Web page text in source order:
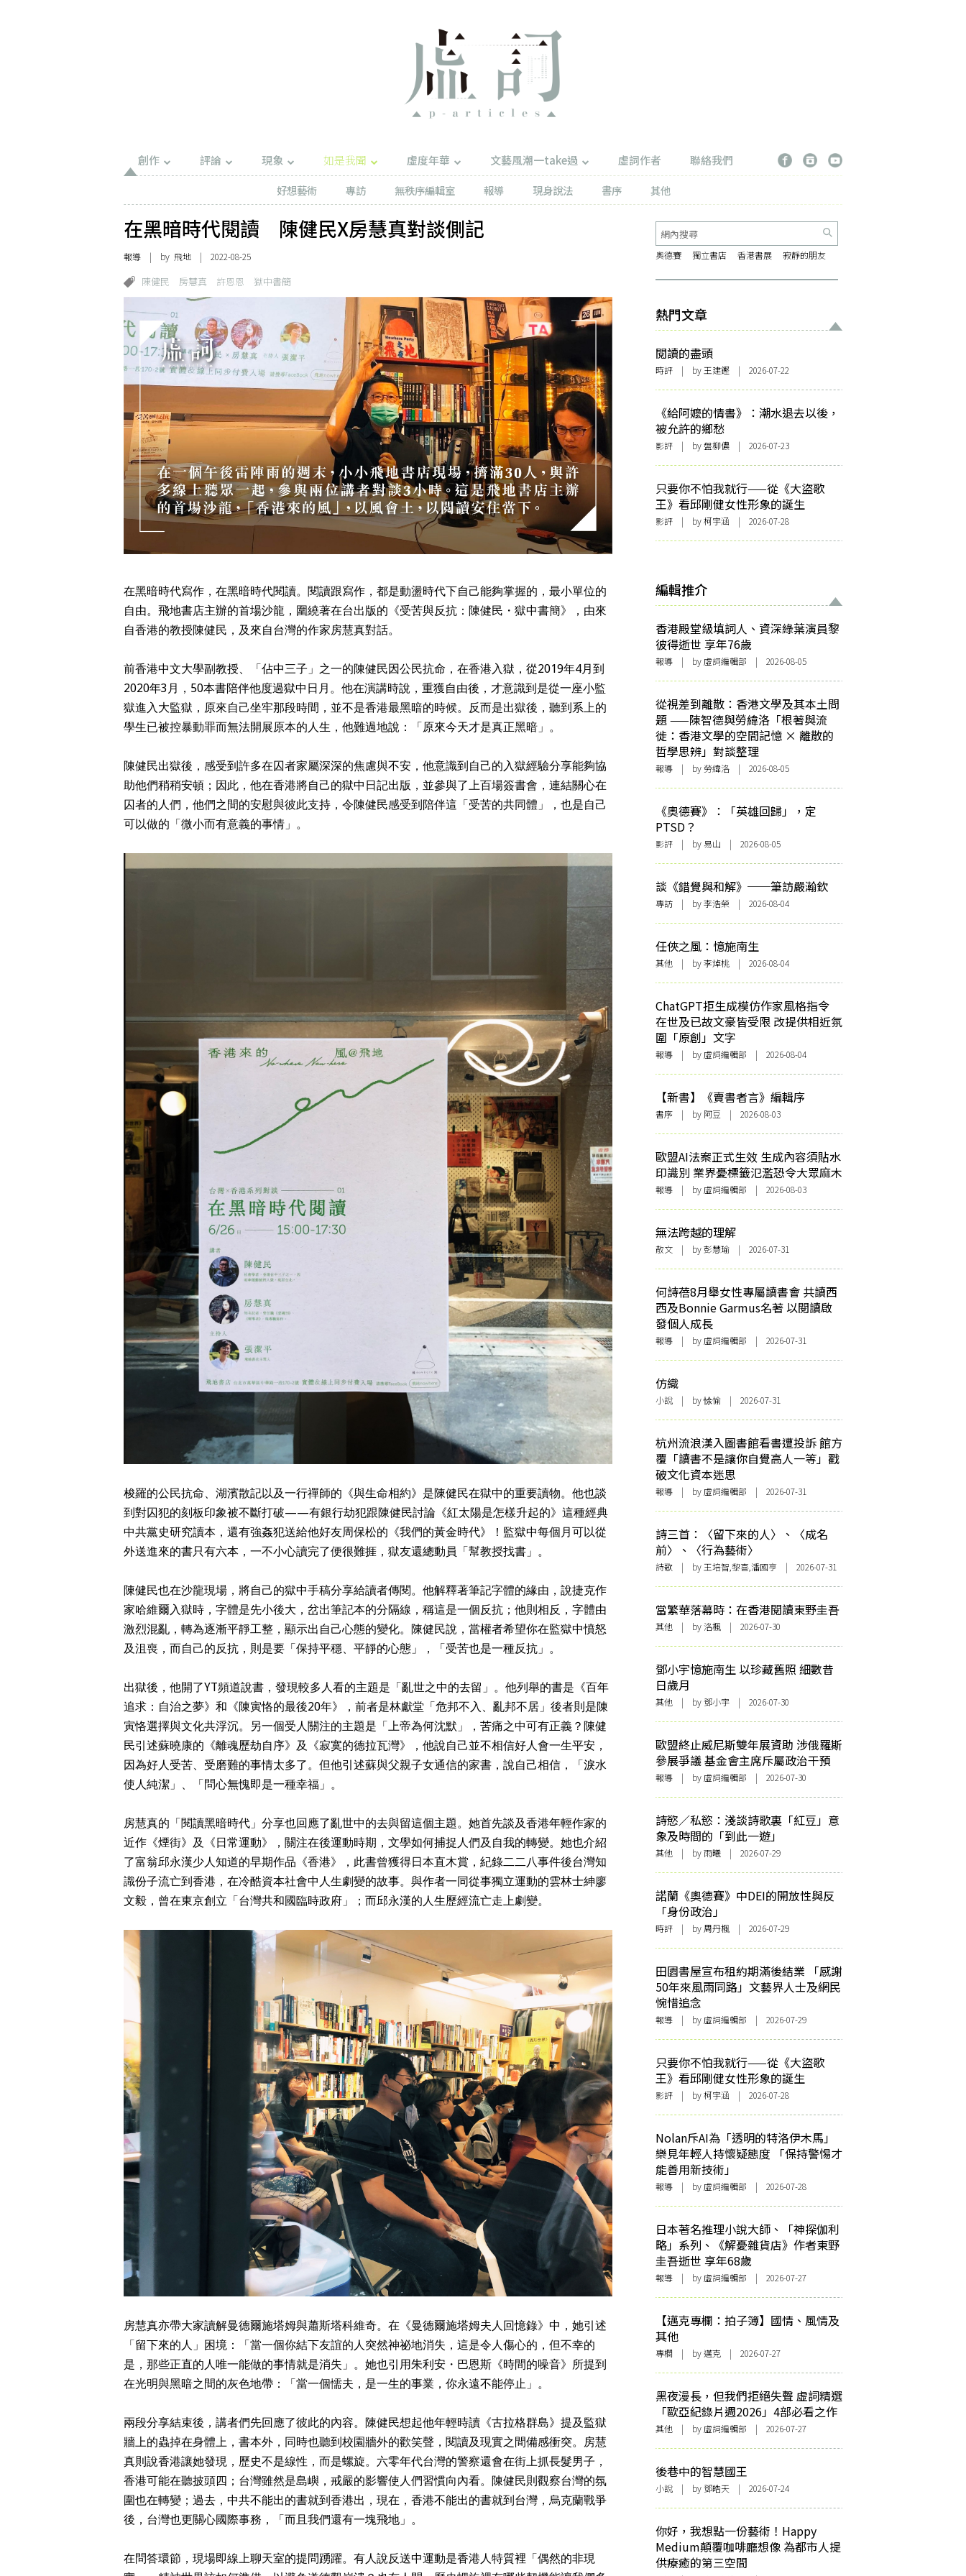
創作 評論 現象 如是我聞 虛度年華 文藝風潮一take過 虛詞作者
聯絡我們
好想藝術
專訪 無秩序編輯室 報導 現身說法 書序 其他
在黑暗時代閱讀 陳健民X房慧真對談側記
報導 | by 飛地 | 2022-08-25
陳健民 房慧真 許恩恩 獄中書簡
在黑暗時代寫作，在黑暗時代閱讀。閱讀跟寫作，都是動盪時代下自己能夠掌握的，最小單位的
自由。飛地書店主辦的首場沙龍，圍繞著在台出版的《受苦與反抗：陳健民・獄中書簡》，由來
自香港的教授陳健民，及來自台灣的作家房慧真對話。
前香港中文大學副教授、「佔中三子」之一的陳健民因公民抗命，在香港入獄，從2019年4月到
2020年3月，50本書陪伴他度過獄中日月。他在演講時說，重獲自由後，才意識到是從一座小監
獄進入大監獄，原來自己坐牢那段時間，並不是香港最黑暗的時候。反而是出獄後，聽到系上的
學生已被控暴動罪而無法開展原本的人生，他難過地說：「原來今天才是真正黑暗」。
陳健民出獄後，感受到許多在囚者家屬深深的焦慮與不安，他意識到自己的入獄經驗分享能夠協
助他們稍稍安頓；因此，他在香港將自己的獄中日記出版，並參與了上百場簽書會，連結關心在
囚者的人們，他們之間的安慰與彼此支持，令陳健民感受到陪伴這「受苦的共同體」，也是自己
可以做的「微小而有意義的事情」。
梭羅的公民抗命、湖濱散記以及一行禪師的《與生命相約》是陳健民在獄中的重要讀物。他也談
到對囚犯的刻板印象被不斷打破——有銀行劫犯跟陳健民討論《紅太陽是怎樣升起的》這種經典
中共黨史研究讀本，還有強姦犯送給他好友周保松的《我們的黃金時代》！監獄中每個月可以從
外送進來的書只有六本，一不小心讀完了便很難捱，獄友還總動員「幫教授找書」。
陳健民也在沙龍現場，將自己的獄中手稿分享給讀者傳閱。他解釋著筆記字體的緣由，說捷克作
家哈維爾入獄時，字體是先小後大，岔出筆記本的分隔線，稱這是一個反抗；他則相反，字體由
激烈混亂，轉為逐漸平靜工整，顯示出自己心態的變化。陳健民說，當權者希望你在監獄中憤怒
及沮喪，而自己的反抗，則是要「保持平穩、平靜的心態」，「受苦也是一種反抗」。
出獄後，他開了YT頻道說書，發現較多人看的主題是「亂世之中的去留」。他列舉的書是《百年
追求：自治之夢》和《陳寅恪的最後20年》，前者是林獻堂「危邦不入、亂邦不居」後者則是陳
寅恪選擇與文化共浮沉。另一個受人關注的主題是「上帝為何沈默」，苦痛之中可有正義？陳健
民引述蘇曉康的《離魂歷劫自序》及《寂寞的德拉瓦灣》，他說自己並不相信好人會一生平安，
因為好人受苦、受磨難的事情太多了。但他引述蘇與父親子女通信的家書，說自己相信，「淚水
使人純潔」、「問心無愧即是一種幸福」。
房慧真的「閱讀黑暗時代」分享也回應了亂世中的去與留這個主題。她首先談及香港年輕作家的
近作《煙街》及《日常運動》，關注在後運動時期，文學如何捕捉人們及自我的轉變。她也介紹
了富翁邱永漢少人知道的早期作品《香港》，此書曾獲得日本直木賞，紀錄二二八事件後台灣知
識份子流亡到香港，在冷酷資本社會中人生劇變的故事。與作者一同從事獨立運動的雲林士紳廖
文毅，曾在東京創立「台灣共和國臨時政府」；而邱永漢的人生歷經流亡走上劇變。
房慧真亦帶大家讀解曼德爾施塔姆與蕭斯塔科維奇。在《曼德爾施塔姆夫人回憶錄》中，她引述
「留下來的人」困境：「當一個你結下友誼的人突然神祕地消失，這是令人傷心的，但不幸的
是，那些正直的人唯一能做的事情就是消失」。她也引用朱利安・巴恩斯《時間的噪音》所提到
在光明與黑暗之間的灰色地帶：「當一個懦夫，是一生的事業，你永遠不能停止」。
兩段分享結束後，講者們先回應了彼此的內容。陳健民想起他年輕時讀《古拉格群島》提及監獄
牆上的蟲掉在身體上，書本外，同時也聽到校園牆外的歡笑聲，閱讀及現實之間備感衝突。房慧
真則說香港讓她發現，歷史不是線性，而是螺旋。六零年代台灣的警察還會在街上抓長髮男子，
香港可能在聽披頭四；台灣雖然是島嶼，戒嚴的影響使人們習慣向內看。陳健民則觀察台灣的氛
圍也在轉變；過去，中共不能出的書就到香港出，現在，香港不能出的書就到台灣，烏克蘭戰爭
後，台灣也更關心國際事務，「而且我們還有一塊飛地」。
在問答環節，現場即線上聊天室的提問踴躍。有人說反送中運動是香港人特質裡「偶然的非現
奧德賽 獨立書店 香港書展 寂靜的朋友
熱門文章
閱讀的盡頭
時評 | by 王建鏗 | 2026-07-22
《給阿嬤的情書》：潮水退去以後，
被允許的鄉愁
影評 | by 盤柳儂 | 2026-07-23
只要你不怕我就行——從《大盜歌
王》看邱剛健女性形象的誕生
影評 | by 柯宇涵 | 2026-07-28
編輯推介
香港殿堂級填詞人、資深綠葉演員黎
彼得逝世 享年76歲
報導 | by 虛詞編輯部 | 2026-08-05
從視差到離散：香港文學及其本土問
題 ——陳智德與勞緯洛「根著與流
徙：香港文學的空間記憶 × 離散的
哲學思辨」對談整理
報導 | by 勞緯洛 | 2026-08-05
《奧德賽》：「英雄回歸」，定
PTSD？
影評 | by 易山 | 2026-08-05
談《錯覺與和解》──筆訪嚴瀚欽
專訪 | by 李浩榮 | 2026-08-04
任俠之風：憶施南生
其他 | by 李焯桃 | 2026-08-04
ChatGPT拒生成模仿作家風格指令
在世及已故文豪皆受限 改提供相近氛
圍「原創」文字
報導 | by 虛詞編輯部 | 2026-08-04
【新書】《賣書者言》編輯序
書序 | by 阿豆 | 2026-08-03
歐盟AI法案正式生效 生成內容須貼水
印識別 業界憂標籤氾濫恐令大眾麻木
報導 | by 虛詞編輯部 | 2026-08-03
無法跨越的理解
散文 | by 彭慧瑜 | 2026-07-31
何詩蓓8月舉女性專屬讀書會 共讀西
西及Bonnie Garmus名著 以閱讀啟
發個人成長
報導 | by 虛詞編輯部 | 2026-07-31
仿織
小說 | by 悇愉 | 2026-07-31
杭州流浪漢入圖書館看書遭投訴 館方
覆「讀書不是讓你自覺高人一等」戳
破文化資本迷思
報導 | by 虛詞編輯部 | 2026-07-31
詩三首：〈留下來的人〉、〈成名
前〉、〈行為藝術〉
詩歌 | by 王培智,黎喜,潘國亨 | 2026-07-31
當繁華落幕時：在香港閱讀東野圭吾
其他 | by洛楓 | 2026-07-30
鄧小宇憶施南生 以珍藏舊照 細數昔
日歲月
其他 | by 鄧小宇 | 2026-07-30
歐盟終止威尼斯雙年展資助 涉俄羅斯
參展爭議 基金會主席斥屬政治干預
報導 | by 虛詞編輯部 | 2026-07-30
詩慾／私慾：淺談詩歌裏「紅豆」意
象及時間的「到此一遊」
其他 | by 雨曦 | 2026-07-29
諾蘭《奧德賽》中DEI的開放性與反
「身份政治」
時評 | by 周丹楓 | 2026-07-29
田園書屋宣布租約期滿後結業 「感謝
50年來風雨同路」文藝界人士及網民
惋惜追念
報導 | by 虛詞編輯部 | 2026-07-29
只要你不怕我就行——從《大盜歌
王》看邱剛健女性形象的誕生
影評 | by 柯宇涵 | 2026-07-28
Nolan斥AI為「透明的特洛伊木馬」
樂見年輕人持懷疑態度 「保持警惕才
能善用新技術」
報導 | by 虛詞編輯部 | 2026-07-28
日本著名推理小說大師、「神探伽利
略」系列、《解憂雜貨店》作者東野
圭吾逝世 享年68歲
報導 | by 虛詞編輯部 | 2026-07-27
【邁克專欄：拍子簿】國情、風情及
其他
專欄 | by邁克 | 2026-07-27
黑夜漫長，但我們拒絕失聲 虛詞精選
「歐亞紀錄片週2026」4部必看之作
其他 | by 虛詞編輯部 | 2026-07-27
後巷中的智慧國王
小說 | by 鄧皓天 | 2026-07-24
你好，我想點一份藝術！Happy
Medium顛覆咖啡廳想像 為都市人提
供療癒的第三空間